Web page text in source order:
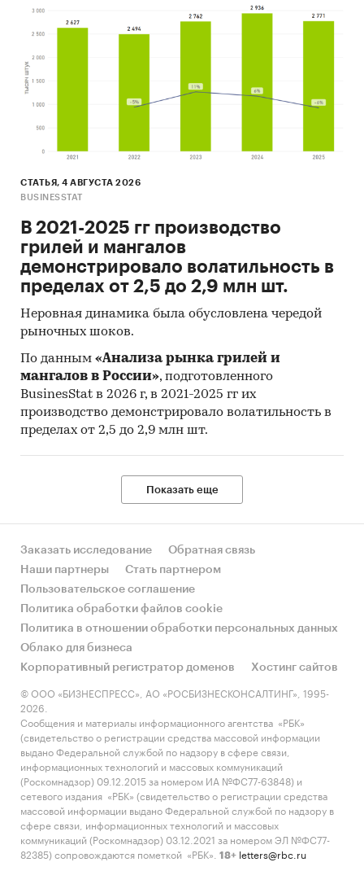
СТАТЬЯ, 4 АВГУСТА 2026
BUSINESSTAT
В 2021-2025 гг производство
грилей и мангалов
демонстрировало волатильность в
пределах от 2,5 до 2,9 млн шт.
Неровная динамика была обусловлена чередой
рыночных шоков.
По данным «Анализа рынка грилей и
мангалов в России», подготовленного
BusinesStat в 2026 г, в 2021-2025 гг их
производство демонстрировало волатильность в
пределах от 2,5 до 2,9 млн шт.
Показать еще
Заказать исследование
Обратная связь
Наши партнеры
Стать партнером
Пользовательское соглашение
Политика обработки файлов cookie
Политика в отношении обработки персональных данных
Облако для бизнеса
Корпоративный регистратор доменов
Хостинг сайтов
© ООО «БИЗНЕСПРЕСС», АО «РОСБИЗНЕСКОНСАЛТИНГ», 1995-
2026.
Сообщения и материалы информационного агентства «РБК»
(свидетельство о регистрации средства массовой информации
выдано Федеральной службой по надзору в сфере связи,
информационных технологий и массовых коммуникаций
(Роскомнадзор) 09.12.2015 за номером ИА №ФС77-63848) и
сетевого издания «РБК» (свидетельство о регистрации средства
массовой информации выдано Федеральной службой по надзору в
сфере связи, информационных технологий и массовых
коммуникаций (Роскомнадзор) 03.12.2021 за номером ЭЛ №ФС77-
82385) сопровождаются пометкой «РБК».
18+ letters@rbc.ru